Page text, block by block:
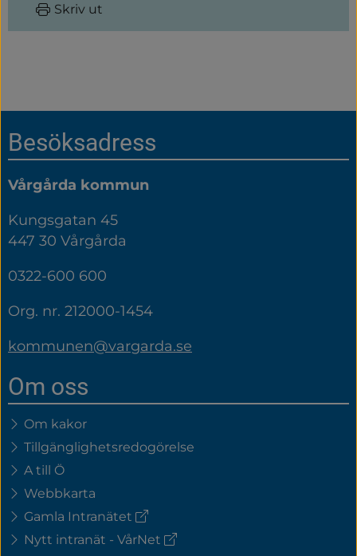
Skriv ut
Sidfot
Besöksadress
Vårgårda kommun
Kungsgatan 45
447 30 Vårgårda
0322-600 600
Org. nr. 212000-1454
kommunen@vargarda.se
Om oss
Om kakor
Tillgänglighetsredogörelse
A till Ö
Webbkarta
Gamla Intranätet (extern
Nytt intranät - VårNet (extern